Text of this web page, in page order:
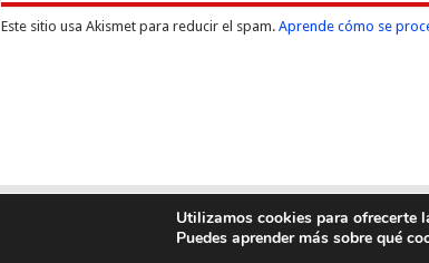
Este sitio usa Akismet para reducir el spam. Aprende cómo se
Utilizamos cookies para ofrecerte
Puedes aprender más sobre qué